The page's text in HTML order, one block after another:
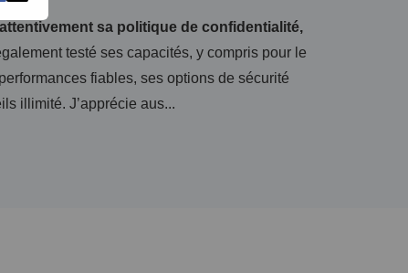
sa politique de confidentialité,
testé ses capacités, y compris pour le
fiables, ses options de sécurité
illimité. J’apprécie aus...